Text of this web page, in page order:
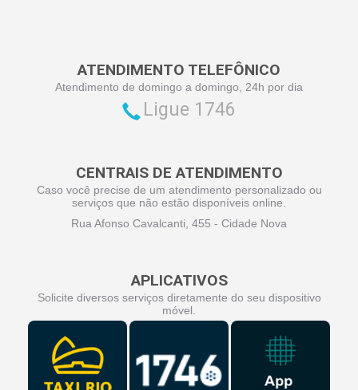
ATENDIMENTO TELEFÔNICO
Atendimento de domingo a domingo, 24h por dia
Ligue 1746
CENTRAIS DE ATENDIMENTO
Caso você precise de um atendimento personalizado ou
serviços que não estão disponíveis online.
Rua Afonso Cavalcanti, 455 - Cidade Nova
APLICATIVOS
Solicite diversos serviços diretamente do seu dispositivo
móvel.